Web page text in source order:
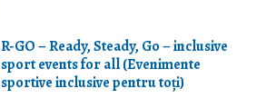
R-GO – Ready, Steady, Go – inclusive
sport events for all (Evenimente
sportive inclusive pentru toți)